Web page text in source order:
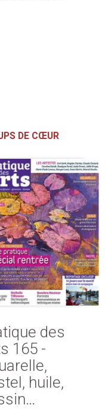
DE CŒUR
des
165 -
huile,